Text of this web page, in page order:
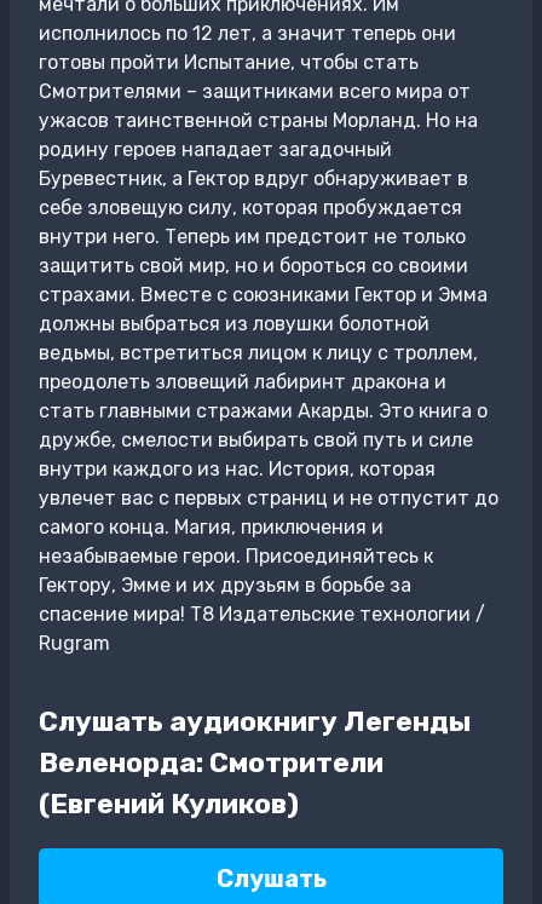
исполнилось по 12 лет, а значит теперь они
готовы пройти Испытание, чтобы стать
Смотрителями – защитниками всего мира от
ужасов таинственной страны Морланд. Но на
родину героев нападает загадочный
Буревестник, а Гектор вдруг обнаруживает в
себе зловещую силу, которая пробуждается
внутри него. Теперь им предстоит не только
защитить свой мир, но и бороться со своими
страхами. Вместе с союзниками Гектор и Эмма
должны выбраться из ловушки болотной
ведьмы, встретиться лицом к лицу с троллем,
преодолеть зловещий лабиринт дракона и
стать главными стражами Акарды. Это книга о
дружбе, смелости выбирать свой путь и силе
внутри каждого из нас. История, которая
увлечет вас с первых страниц и не отпустит до
самого конца. Магия, приключения и
незабываемые герои. Присоединяйтесь к
Гектору, Эмме и их друзьям в борьбе за
спасение мира! Т8 Издательские технологии /
Rugram
Слушать аудиокнигу Легенды
Веленорда: Смотрители
(Евгений Куликов)
Слушать